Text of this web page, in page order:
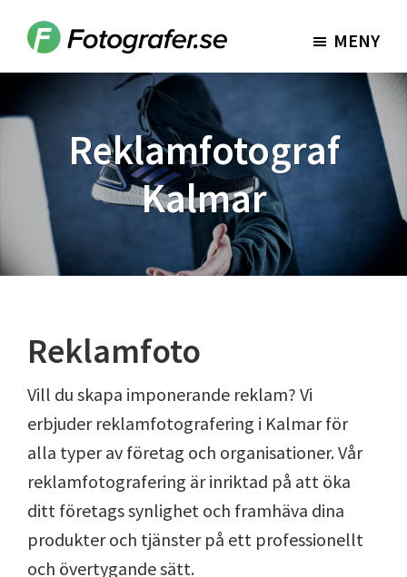
Fotografer.se MENY
Reklamfotograf
Kalmar
Reklamfoto
Vill du skapa imponerande reklam? Vi
erbjuder reklamfotografering i Kalmar för
alla typer av företag och organisationer. Vår
reklamfotografering är inriktad på att öka
ditt företags synlighet och framhäva dina
produkter och tjänster på ett professionellt
och övertygande sätt.